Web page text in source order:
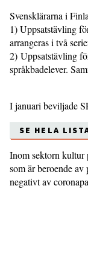
Svensklärarna i
1) Uppsatstävling
arrangeras i två
2) Uppsatstävling
språkbadelever.
I januari beviljade
SE HELA
Inom sektorn kultur
som är beroende
negativt av